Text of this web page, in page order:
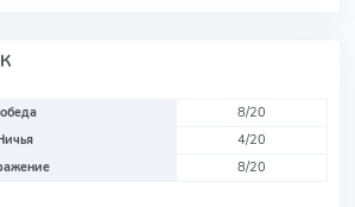
8/20
4/20
8/20